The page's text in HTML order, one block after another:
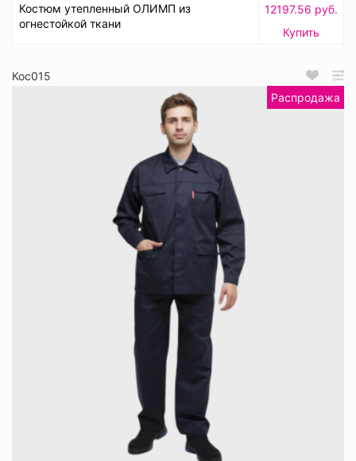
Костюм утепленный ОЛИМП из
огнестойкой ткани
12197.56 руб.
Купить
Кос015
Распродажа